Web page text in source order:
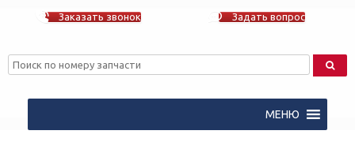
Заказать звонок Задать вопрос
МЕНЮ